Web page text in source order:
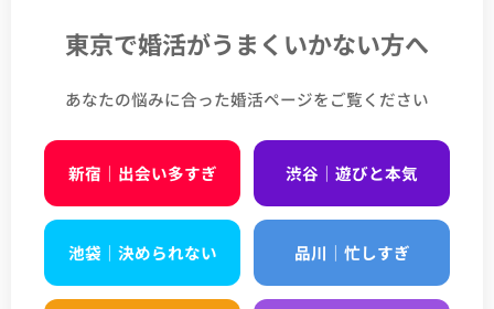
東京で婚活がうまくいかない方へ
あなたの悩みに合った婚活ページをご覧ください
新宿｜出会い多すぎ 渋谷｜遊びと本気
池袋｜決められない 品川｜忙しすぎ